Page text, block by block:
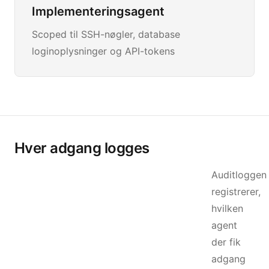
Implementeringsagent
Scoped til SSH-nøgler, database
loginoplysninger og API-tokens
Hver adgang logges
Auditloggen
registrerer,
hvilken
agent
der fik
adgang